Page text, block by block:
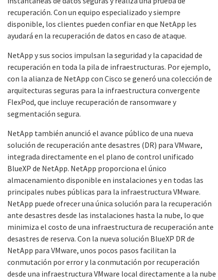
recuperación. Con un equipo especializado y siempre
disponible, los clientes pueden confiar en que NetApp les
ayudará en la recuperación de datos en caso de ataque.
NetApp y sus socios impulsan la seguridad y la capacidad de
recuperación en toda la pila de infraestructuras. Por ejemplo,
con la alianza de NetApp con Cisco se generó una colección de
arquitecturas seguras para la infraestructura convergente
FlexPod, que incluye recuperación de ransomware y
segmentación segura.
NetApp también anunció el avance público de una nueva
solución de recuperación ante desastres (DR) para VMware,
integrada directamente en el plano de control unificado
BlueXP de NetApp. NetApp proporciona el único
almacenamiento disponible en instalaciones y en todas las
principales nubes públicas para la infraestructura VMware.
NetApp puede ofrecer una única solución para la recuperación
ante desastres desde las instalaciones hasta la nube, lo que
minimiza el costo de una infraestructura de recuperación ante
desastres de reserva. Con la nueva solución BlueXP DR de
NetApp para VMware, unos pocos pasos facilitan la
conmutación por error y la conmutación por recuperación
desde una infraestructura VMware local directamente a la nube